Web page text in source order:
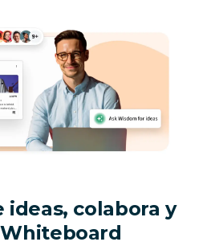
ideas, colabora y